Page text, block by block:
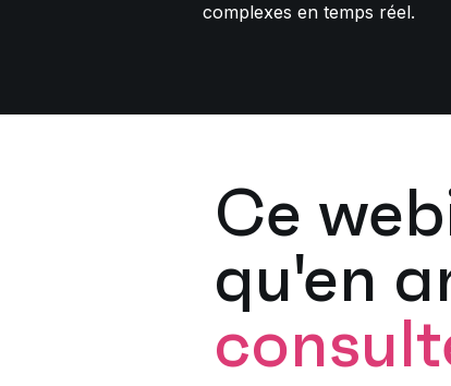
complexes en temps réel.
Ce
qu'en